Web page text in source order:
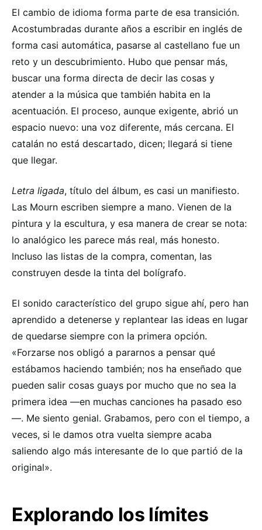
El cambio de idioma forma parte de esa transición.
Acostumbradas durante años a escribir en inglés de
forma casi automática, pasarse al castellano fue un
reto y un descubrimiento. Hubo que pensar más,
buscar una forma directa de decir las cosas y
atender a la música que también habita en la
acentuación. El proceso, aunque exigente, abrió un
espacio nuevo: una voz diferente, más cercana. El
catalán no está descartado, dicen; llegará si tiene
que llegar.
Letra ligada, título del álbum, es casi un manifiesto.
Las Mourn escriben siempre a mano. Vienen de la
pintura y la escultura, y esa manera de crear se nota:
lo analógico les parece más real, más honesto.
Incluso las listas de la compra, comentan, las
construyen desde la tinta del bolígrafo.
El sonido característico del grupo sigue ahí, pero han
aprendido a detenerse y replantear las ideas en lugar
de quedarse siempre con la primera opción.
«Forzarse nos obligó a pararnos a pensar qué
estábamos haciendo también; nos ha enseñado que
pueden salir cosas guays por mucho que no sea la
primera idea —en muchas canciones ha pasado eso
—. Me siento genial. Grabamos, pero con el tiempo, a
veces, si le damos otra vuelta siempre acaba
saliendo algo más interesante de lo que partió de la
original».
Explorando los límites